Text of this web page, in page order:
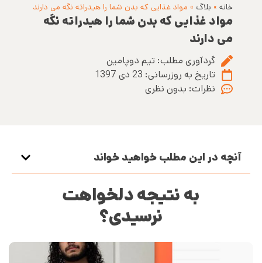
خانه » بلاگ » مواد غذایی که بدن شما را هیدراته نگه می دارند
مواد غذایی که بدن شما را هیدراته نگه
می دارند
گردآوری مطلب: تیم دوپامین
تاریخ به روزرسانی: 23 دی 1397
نظرات: بدون نظری
آنچه در این مطلب خواهید خواند
به نتیجه دلخواهت
نرسیدی؟